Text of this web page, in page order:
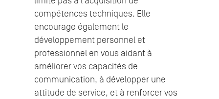
compétences techniques. Elle
encourage également le
développement personnel et
professionnel en vous aidant à
améliorer vos capacités de
communication, à développer une
attitude de service, et à renforcer vos